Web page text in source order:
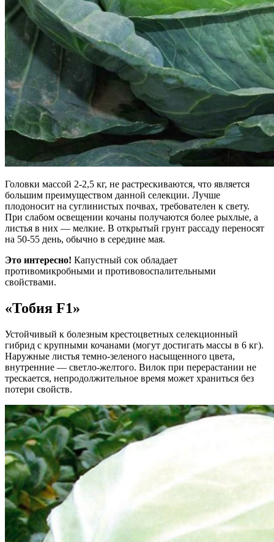
Головки массой 2-2,5 кг, не растрескиваются, что является
большим преимуществом данной селекции. Лучше
плодоносит на суглинистых почвах, требователен к свету.
При слабом освещении кочаны получаются более рыхлые, а
листья в них — мелкие. В открытый грунт рассаду переносят
на 50-55 день, обычно в середине мая.
Это интересно! Капустный сок обладает
противомикробными и противовоспалительными
свойствами.
«Тобия F1»
Устойчивый к болезным крестоцветных селекционный
гибрид с крупными кочанами (могут достигать массы в 6 кг).
Наружные листья темно-зеленого насыщенного цвета,
внутренние — светло-желтого. Вилок при перерастании не
трескается, непродолжительное время может храниться без
потери свойств.